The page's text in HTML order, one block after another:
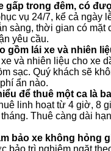
gấp trong đêm, có
vụ 24/7, kể cả ngày
sàng, thời gian có mặt
yêu cầu.
gồm lái xe và nhiên
và nhiên liệu cho xe
sạc. Quý khách sẽ
ẩn nào.
để thuê một ca là
linh hoạt từ 4 giờ, 8
Thuê càng dài
bảo xe không hỏng